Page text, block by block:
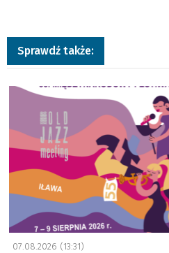
Sprawdź także:
a
07.08.2026 (13:31)